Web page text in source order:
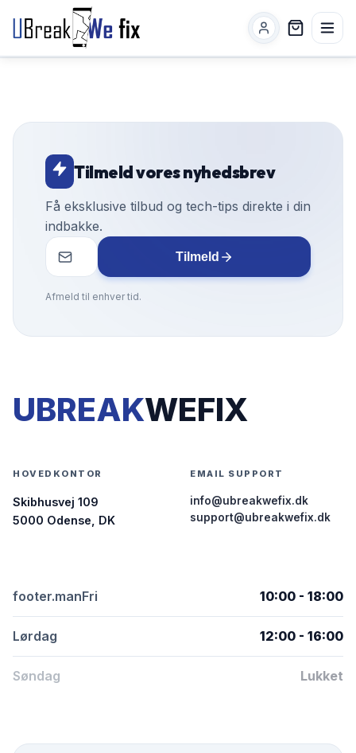
Tilmeld vores nyhedsbrev
Få eksklusive tilbud og tech-tips direkte i din
indbakke.
Tilmeld
Afmeld til enhver tid.
UBREAKWEFIX
HOVEDKONTOR
Skibhusvej 109
5000 Odense, DK
EMAIL SUPPORT
info@ubreakwefix.dk
support@ubreakwefix.dk
footer.manFri 10:00 - 18:00
Lørdag 12:00 - 16:00
Søndag Lukket